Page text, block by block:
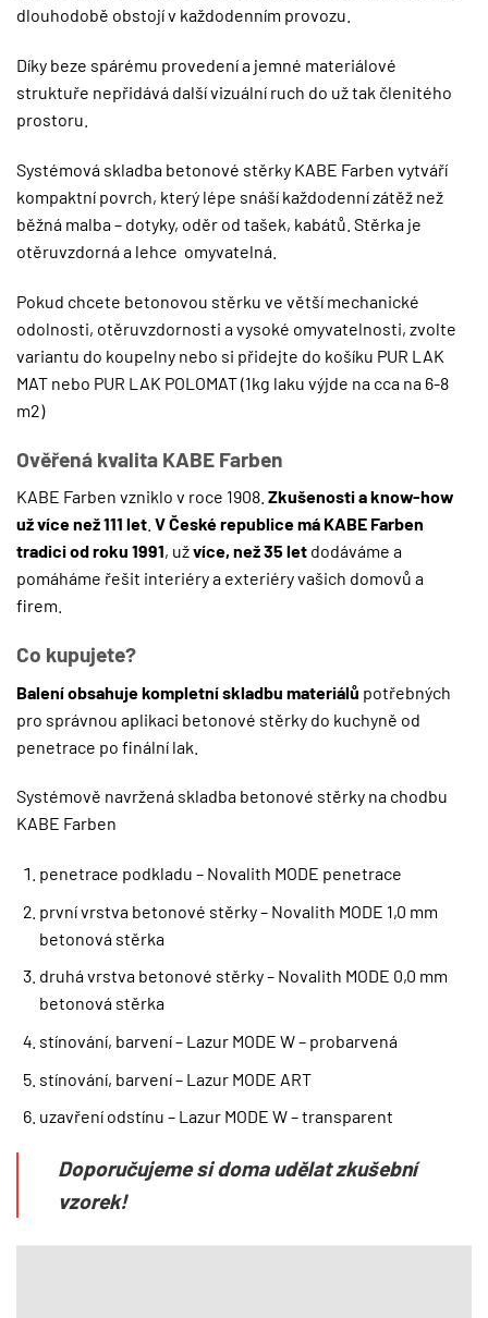
dlouhodobě obstojí v každodenním provozu.
Díky beze spárému provedení a jemné materiálové
struktuře nepřidává další vizuální ruch do už tak členitého
prostoru.
Systémová skladba betonové stěrky KABE Farben vytváří
kompaktní povrch, který lépe snáší každodenní zátěž než
běžná malba – dotyky, oděr od tašek, kabátů. Stěrka je
otěruvzdorná a lehce omyvatelná.
Pokud chcete betonovou stěrku ve větší mechanické
odolnosti, otěruvzdornosti a vysoké omyvatelnosti, zvolte
variantu do koupelny nebo si přidejte do košíku PUR LAK
MAT nebo PUR LAK POLOMAT(1kg laku výjde na cca na 6-8
m2)
Ověřená kvalita KABE Farben
KABE Farben vzniklo v roce 1908. Zkušenosti a know-how
už více než 111 let V České republice má KABE Farben
tradici od roku 1991, užvíce, než 35 let dodáváme a
pomáháme řešit interiéry a exteriéry vašich domovů a
firem.
Co kupujete?
Balení obsahuje kompletní skladbu materiálů potřebných
pro správnou aplikaci betonové stěrky do kuchyně od
penetrace po finální lak.
Systémově navržená skladba betonové stěrky na chodbu
KABE Farben
penetrace podkladu – Novalith MODE penetrace
první vrstva betonové stěrky – Novalith MODE 1,0 mm
betonová stěrka
druhá vrstva betonové stěrky – Novalith MODE 0,0 mm
betonová stěrka
stínování, barvení – Lazur MODE W – probarvená
stínování, barvení – Lazur MODE ART
uzavření odstínu – Lazur MODE W – transparent
Doporučujeme si doma udělat zkušební
vzorek!